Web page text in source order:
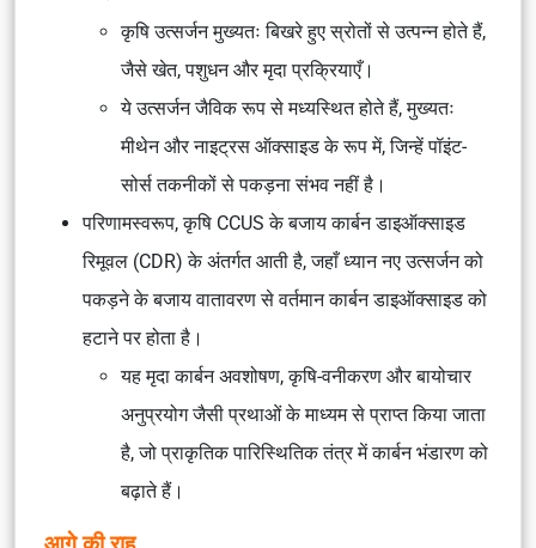
कृषि उत्सर्जन मुख्यतः बिखरे हुए स्रोतों से उत्पन्न होते हैं,
जैसे खेत, पशुधन और मृदा प्रक्रियाएँ।
ये उत्सर्जन जैविक रूप से मध्यस्थित होते हैं, मुख्यतः
मीथेन और नाइट्रस ऑक्साइड के रूप में, जिन्हें पॉइंट-
सोर्स तकनीकों से पकड़ना संभव नहीं है।
परिणामस्वरूप, कृषि CCUS के बजाय कार्बन डाइऑक्साइड
रिमूवल (CDR) के अंतर्गत आती है, जहाँ ध्यान नए उत्सर्जन को
पकड़ने के बजाय वातावरण से वर्तमान कार्बन डाइऑक्साइड को
हटाने पर होता है।
यह मृदा कार्बन अवशोषण, कृषि-वनीकरण और बायोचार
अनुप्रयोग जैसी प्रथाओं के माध्यम से प्राप्त किया जाता
है, जो प्राकृतिक पारिस्थितिक तंत्र में कार्बन भंडारण को
बढ़ाते हैं।